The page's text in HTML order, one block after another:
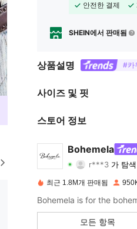
안전한 결제
SHEIN에서 판매됨
상품설명 #카
사이즈 및 핏
스토어 정보
Bohemela
4.83
r***3가 탐색
4.83 등급 4.7K
4.83 4.7K
최근 1.8M개 판매됨
모든 항목